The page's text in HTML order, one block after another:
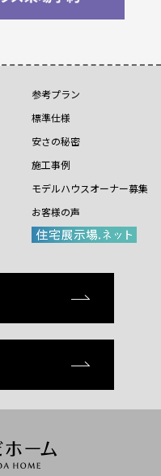
参考プラン
標準仕様
安さの秘密
施工事例
モデルハウスオーナー募集
お客様の声